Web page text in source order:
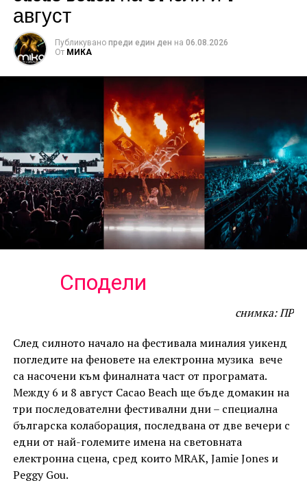
август
Публикувано преди един ден на 06.08.2026
От МИКА
Сподели
снимка: ПР
След силното начало на фестивала миналия уикенд
погледите на феновете на електронна музика вече
са насочени към финалната част от програмата.
Между 6 и 8 август Cacao Beach ще бъде домакин на
три последователни фестивални дни – специална
българска колаборация, последвана от две вечери с
едни от най-големите имена на световната
електронна сцена, сред които MRAK, Jamie Jones и
Peggy Gou.